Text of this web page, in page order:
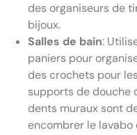
des organiseurs de
bijoux.
Salles de bain:
paniers pour
des crochets pour
supports de douche
dents muraux sont
encombrer le